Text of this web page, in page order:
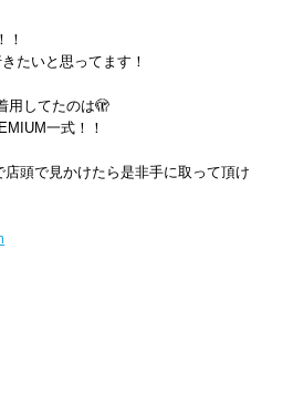
！
たいと思ってます！
用してたのは🫣
一式！！
頭で見かけたら是非手に取って頂け